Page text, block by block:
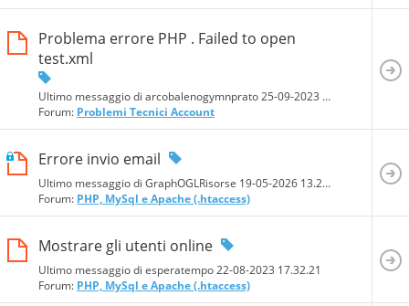
Problema errore PHP . Failed to open
test.xml
Ultimo messaggio di arcobalenogymnprato 25-09-2023
00.54.34
Forum: Problemi Tecnici Account
Errore invio email
Ultimo messaggio di GraphOGLRisorse 19-05-2026 13.29.57
Forum: PHP, MySql e Apache (.htaccess)
Mostrare gli utenti online
Ultimo messaggio di esperatempo 22-08-2023 17.32.21
Forum: PHP, MySql e Apache (.htaccess)